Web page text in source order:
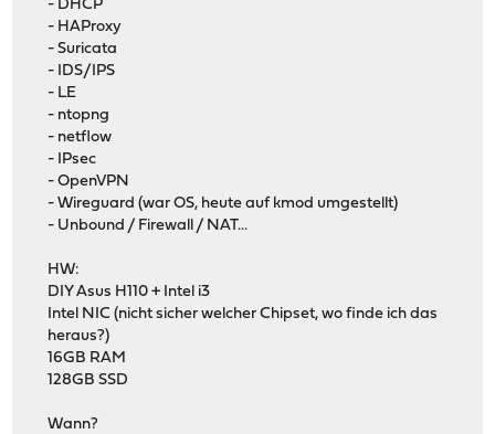
- DHCP
- HAProxy
- Suricata
- IDS/IPS
- LE
- ntopng
- netflow
- IPsec
- OpenVPN
- Wireguard (war OS, heute auf kmod umgestellt)
- Unbound / Firewall / NAT...
HW:
DIY Asus H110 + Intel i3
Intel NIC (nicht sicher welcher Chipset, wo finde ich das
heraus?)
16GB RAM
128GB SSD
Wann?